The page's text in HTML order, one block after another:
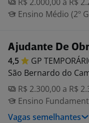
Ensino Médio (2º
Ajudante De
4,5 GP
São Bernardo do
R$ 2.300,00 a R$
Ensino
Vagas semelhantes